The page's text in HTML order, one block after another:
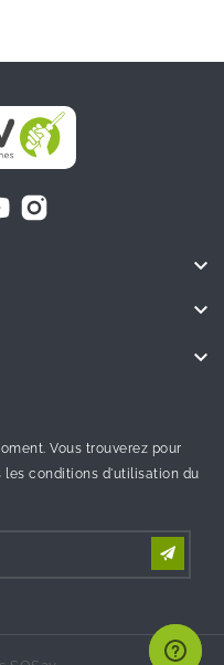



Vous trouverez pour
conditions d'utilisation du